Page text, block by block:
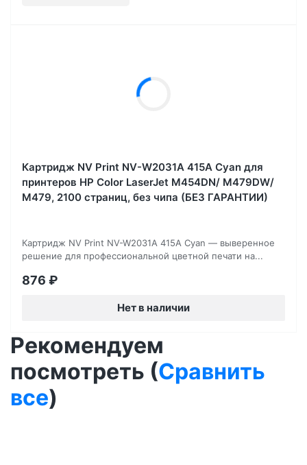
Картридж NV Print NV-W2031A 415A Cyan для
принтеров HP Color LaserJet M454DN/ M479DW/
M479, 2100 страниц, без чипа (БЕЗ ГАРАНТИИ)
Картридж NV Print NV-W2031A 415A Cyan — выверенное
решение для профессиональной цветной печати на...
876 ₽
Нет в наличии
Рекомендуем
посмотреть (Сравнить
все)